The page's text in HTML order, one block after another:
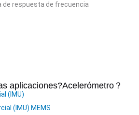
de respuesta de frecuencia
aplicaciones?Acelerómetro ？
(IMU)
(IMU) MEMS